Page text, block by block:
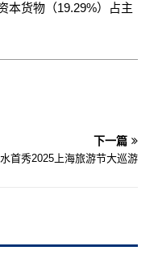
本货物（19.29%）占主
下一篇
首秀2025上海旅游节大巡游